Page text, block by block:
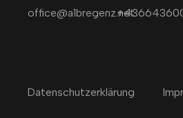
office@a1bregenz.net
Datenschutzerklärung